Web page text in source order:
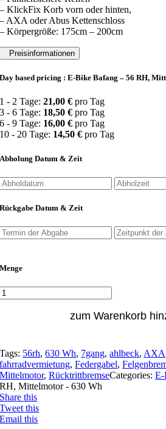
– KlickFix Korb vorn oder hinten,
– AXA oder Abus Kettenschloss
– Körpergröße: 175cm – 200cm
Preisinformationen
Day based pricing : E-Bike Bafang – 56 RH,
1 - 2 Tage:21,00€ pro Tag
3 - 6 Tage: 18,50€ pro Tag
6 - 9 Tage: 16,00€ pro Tag
10 - 20 Tage: 14,50€ pro Tag
Abholung Datum & Zeit
Rückgabe Datum & Zeit
Menge
zum Warenkorb
Tags: 56rh,630 Wh, 7gang,ahlbeck, AXA
fahrradvermietung,Federgabel,
Mittelmotor,RücktrittbremseCategories:
RH, Mittelmotor - 630 Wh
Share this
Tweet this
Email this